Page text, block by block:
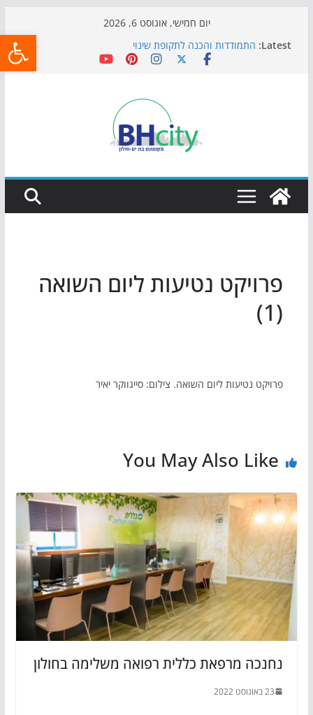
יום חמישי, אוגוסט 6, 2026
Latest: התמודדות והכנה לתקופת שינוי
אי ההרפתקאות ממשיך לכבוש את הגינות: מאות משפחות
כדורגל באווירה מיוחדת: הקרנת גמר המונדיאל בטרמינל
הקיץ של בני הנוער בבת־ים: חוף הריביירה הופך למרחב
בטוח בשעות הערב
פרויקט נטיעות ליום השואה
(1)
פרויקט נטיעות ליום השואה. צילום: סייגווקר יאיר
You May Also Like
נחנכה מרפאת כללית רפואה משלימה בחולון
23 באוגוסט 2022